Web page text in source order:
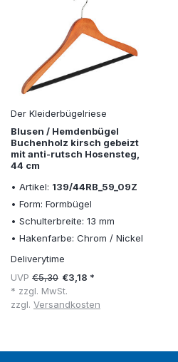
Der Kleiderbügelriese
Blusen / Hemdenbügel
Buchenholz kirsch gebeizt
mit anti-rutsch Hosensteg,
44 cm
• Artikel: 139/44RB_59_09Z
• Form: Formbügel
• Schulterbreite: 13 mm
• Hakenfarbe: Chrom / Nickel
Deliverytime
UVP €5,30 €3,18 *
* zzgl. MwSt.
zzgl. Versandkosten